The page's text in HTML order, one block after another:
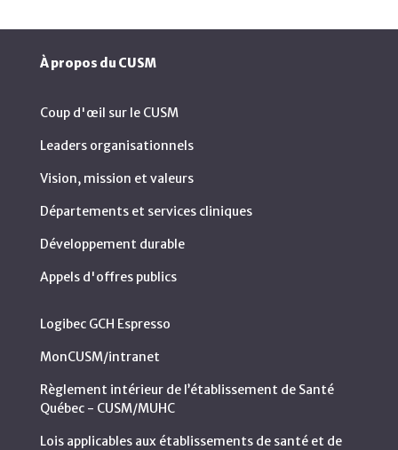
À propos du CUSM
Coup d'œil sur le CUSM
Leaders organisationnels
Vision, mission et valeurs
Départements et services cliniques
Développement durable
Appels d'offres publics
Logibec GCH Espresso
MonCUSM/intranet
Règlement intérieur de l’établissement de Santé
Québec - CUSM/MUHC
Lois applicables aux établissements de santé et de